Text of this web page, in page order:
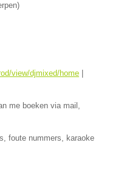
)
view/djmixed/home
me boeken via mail,
foute nummers, karaoke